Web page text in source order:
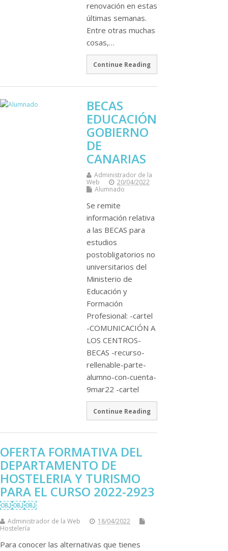
renovación en estas
últimas semanas.
Entre otras muchas
cosas,…
Continue Reading
BECAS
EDUCACIÓN
GOBIERNO
DE
CANARIAS
Administrador de la
Web
20/04/2022
Alumnado
Se remite
información relativa
a las BECAS para
estudios
postobligatorios no
universitarios del
Ministerio de
Educación y
Formación
Profesional: -cartel
-COMUNICACIÓN A
LOS CENTROS-
BECAS -recurso-
rellenable-parte-
alumno-con-cuenta-
9mar22 -cartel
Continue Reading
OFERTA FORMATIVA DEL
DEPARTAMENTO DE
HOSTELERIA Y TURISMO
PARA EL CURSO 2022-2923
￼￼￼
Administrador de la Web
18/04/2022
Hostelería
Para conocer las alternativas que tienes